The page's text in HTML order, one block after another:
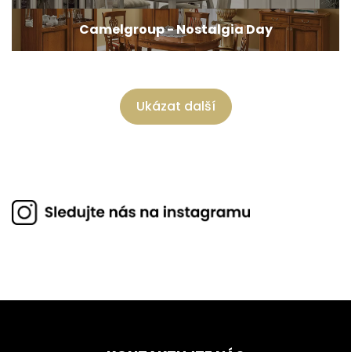
Camelgroup - Nostalgia Day
Ukázat další